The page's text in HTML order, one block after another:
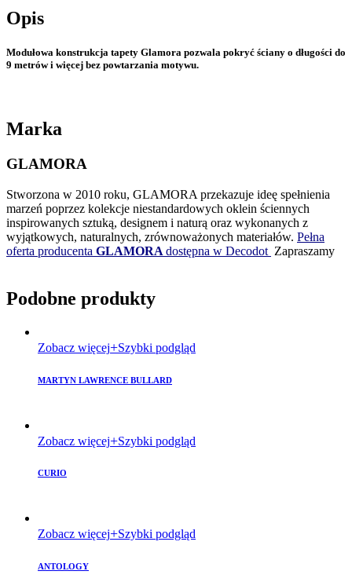
Opis
Modułowa konstrukcja tapety Glamora pozwala pokryć ściany o długości do
9 metrów i więcej bez powtarzania motywu.
Marka
GLAMORA
Stworzona w 2010 roku, GLAMORA przekazuje ideę spełnienia
marzeń poprzez kolekcje niestandardowych oklein ściennych
inspirowanych sztuką, designem i naturą oraz wykonanych z
wyjątkowych, naturalnych, zrównoważonych materiałów. Pełna
oferta producenta GLAMORA dostępna w Decodot Zapraszamy
Podobne produkty
Zobacz więcej Szybki podgląd
MARTYN LAWRENCE BULLARD
Zobacz więcej Szybki podgląd
CURIO
Zobacz więcej Szybki podgląd
ANTOLOGY